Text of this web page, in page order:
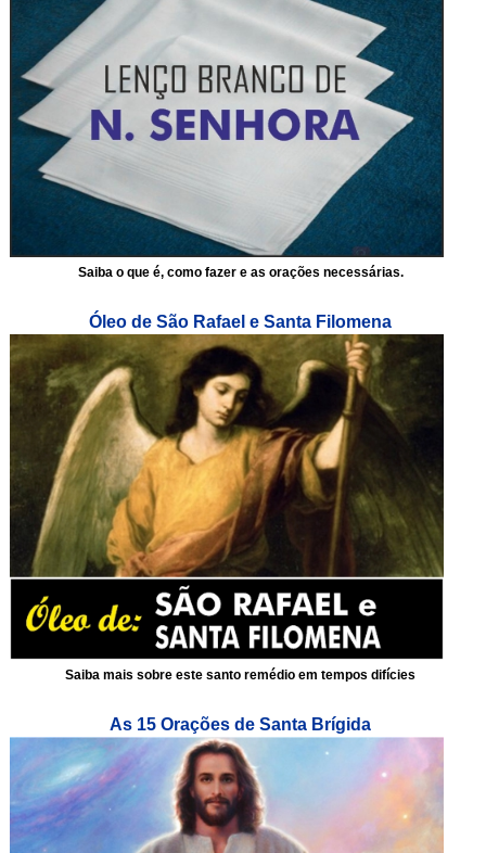
Saiba o que é, como fazer e as orações necessárias.
Óleo de São Rafael e Santa Filomena
Saiba mais sobre este santo remédio em tempos difícies
As 15 Orações de Santa Brígida